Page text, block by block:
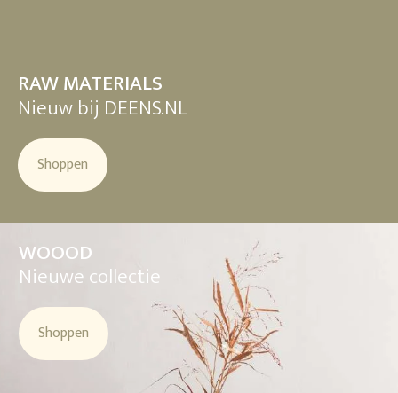
RAW MATERIALS
Nieuw bij DEENS.NL
Shoppen
WOOOD
Nieuwe collectie
Shoppen